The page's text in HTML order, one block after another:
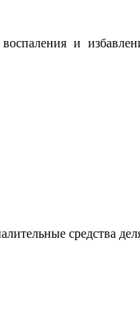
воспаления и
средства